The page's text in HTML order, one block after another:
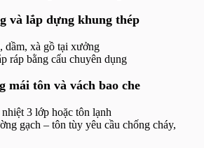
và lắp dựng khung thép
dầm, xà gồ tại xưởng
ráp bằng cẩu chuyên dụng
mái tôn và vách bao che
3 lớp hoặc tôn lạnh
gạch – tôn tùy yêu cầu chống cháy,